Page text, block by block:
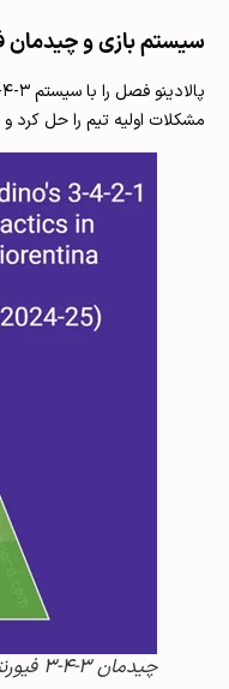
سیستم بازی و چیدمان
مشکلات اولیه تیم را حل کرد
چیدمان ۳-۴-۳ فیورنتینا در ابتدای فصل